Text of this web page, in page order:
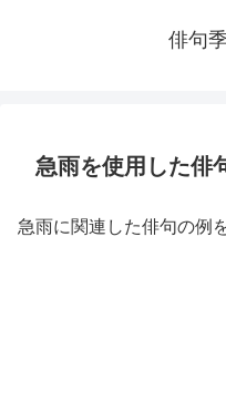
俳句
急雨を使用した俳
急雨に関連した俳句の例